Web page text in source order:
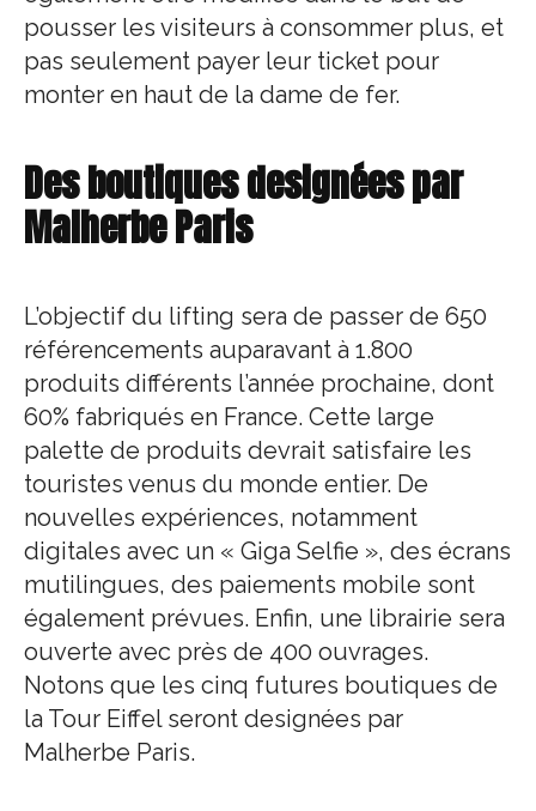
pousser les visiteurs à consommer plus, et
pas seulement payer leur ticket pour
monter en haut de la dame de fer.
Des boutiques designées par
Malherbe Paris
L’objectif du lifting sera de passer de 650
référencements auparavant à 1.800
produits différents l’année prochaine, dont
60% fabriqués en France. Cette large
palette de produits devrait satisfaire les
touristes venus du monde entier. De
nouvelles expériences, notamment
digitales avec un « Giga Selfie », des écrans
mutilingues, des paiements mobile sont
également prévues. Enfin, une librairie sera
ouverte avec près de 400 ouvrages.
Notons que les cinq futures boutiques de
la Tour Eiffel seront designées par
Malherbe Paris.